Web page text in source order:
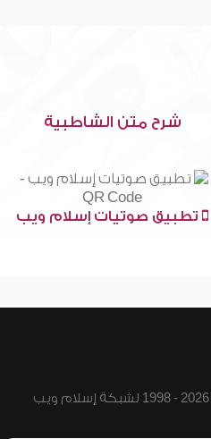
شرح متن الشاطبية
تطبيق صوتيات إسلام ويب